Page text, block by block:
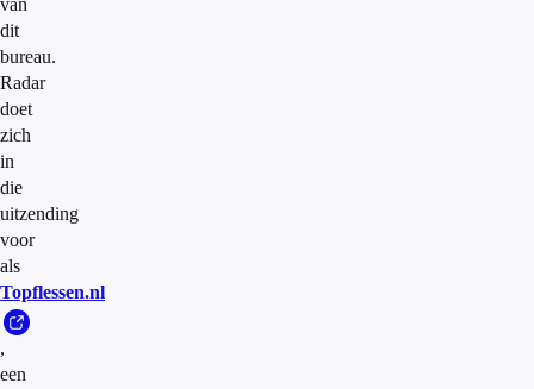
van
dit
bureau.
Radar
doet
zich
in
die
uitzending
voor
als
Topflessen.nl
,
een